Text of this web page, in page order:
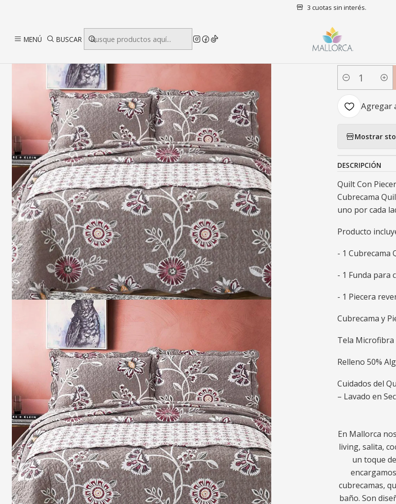
MENÚ BUSCAR
3 cuotas sin interés.
1,5 plazas Quilt Con Piecera
|
Quilt
Cantidad
Agregar
Mostrar
DESCRIPCIÓN
Quilt Con
Cubrecama
uno por cada
Producto
- 1 Cubrecama
- 1 Funda para
- 1 Piecera
Cubrecama y
Tela Microfibra
Relleno 50%
Cuidados del
– Lavado en
En Mallorca
living, salita,
un toque
cubrecamas,
baño. Son